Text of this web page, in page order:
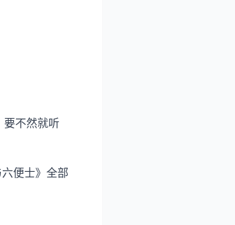
要不然就听
便士》全部